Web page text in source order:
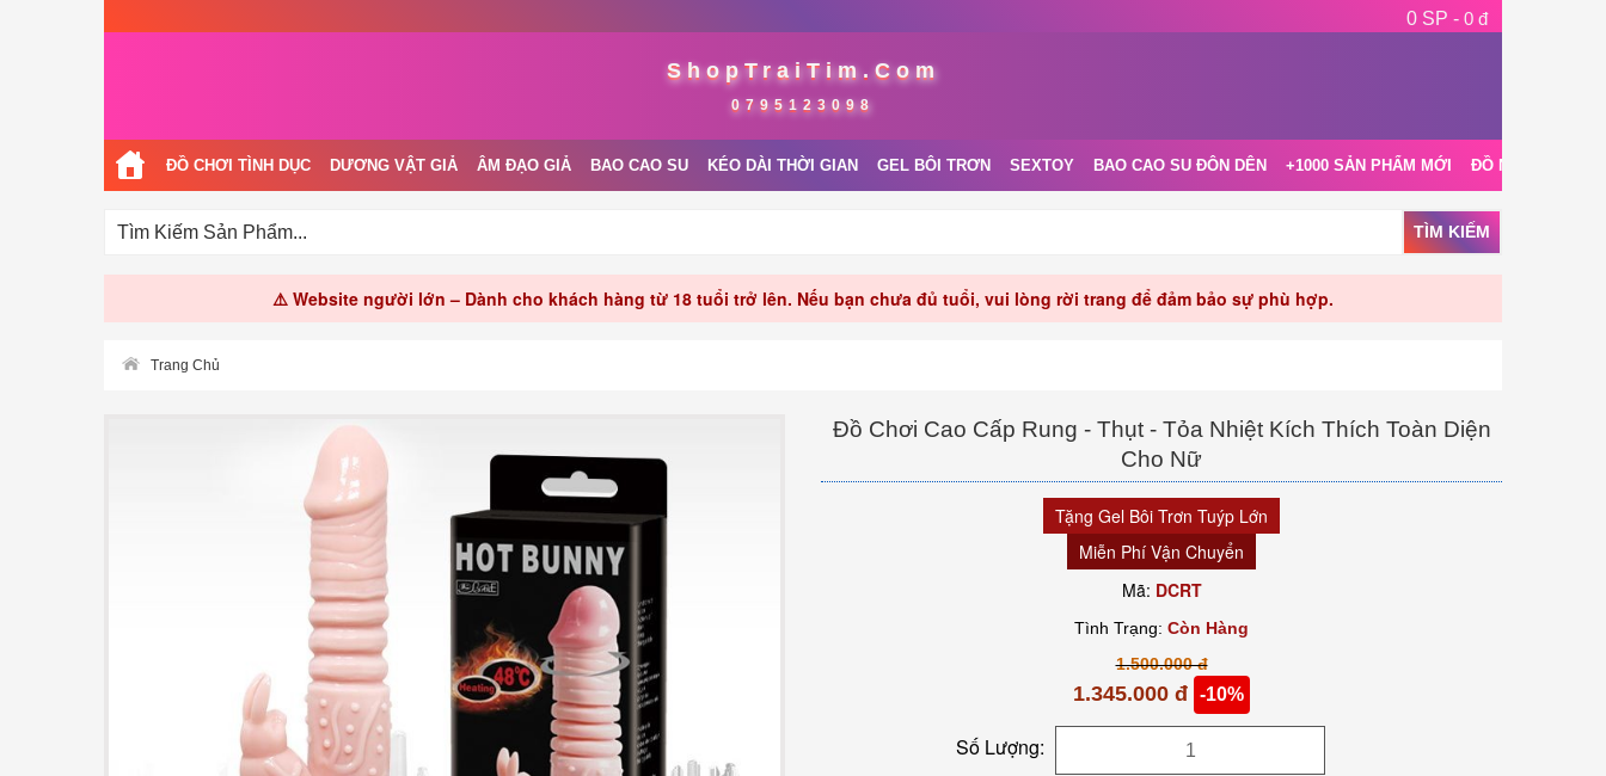
0 SP - 0 đ
ShopTraiTim.Com
0795123098
ĐỒ CHƠI TÌNH DỤC DƯƠNG VẬT GIẢ ÂM ĐẠO GIẢ BAO CAO SU KÉO DÀI THỜI GIAN GEL BÔI TRƠN SEXTOY BAO CAO SU ĐÔN DÊN +1000 SẢN PHẨM MỚI ĐỒ NGỦ NỘI Y
TÌM KIẾM
⚠️ Website người lớn – Dành cho khách hàng từ 18 tuổi trở lên. Nếu bạn chưa đủ tuổi, vui lòng rời trang để đảm bảo sự phù hợp.
Trang Chủ
Đồ Chơi Cao Cấp Rung - Thụt - Tỏa Nhiệt Kích Thích Toàn Diện
Cho Nữ
Tặng Gel Bôi Trơn Tuýp Lớn
Miễn Phí Vận Chuyển
Mã: DCRT
Tình Trạng: Còn Hàng
1.500.000 đ
1.345.000 đ -10%
Số Lượng: